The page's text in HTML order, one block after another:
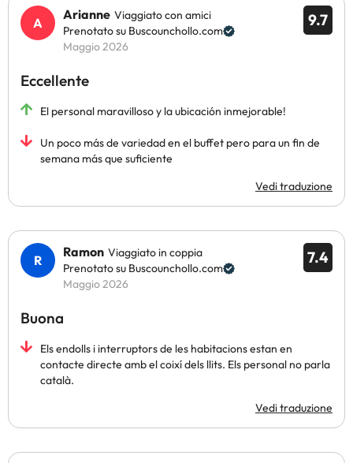
9.7
Arianne Viaggiato con amici
Prenotato su Buscounchollo.com
Maggio 2026
Eccellente
El personal maravilloso y la ubicación inmejorable!
Un poco más de variedad en el buffet pero para un fin de
semana más que suficiente
Vedi traduzione
7.4
Ramon Viaggiato in coppia
Prenotato su Buscounchollo.com
Maggio 2026
Buona
Els endolls i interruptors de les habitacions estan en
contacte directe amb el coixí dels llits. Els personal no parla
català.
Vedi traduzione